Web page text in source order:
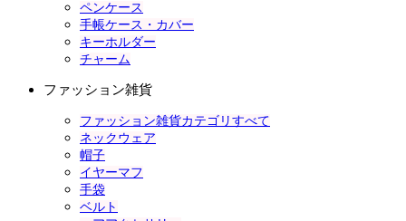
ペンケース
手帳ケース・カバー
キーホルダー
チャーム
ファッション雑貨
ファッション雑貨カテゴリすべて
ネックウェア
帽子
イヤーマフ
手袋
ベルト